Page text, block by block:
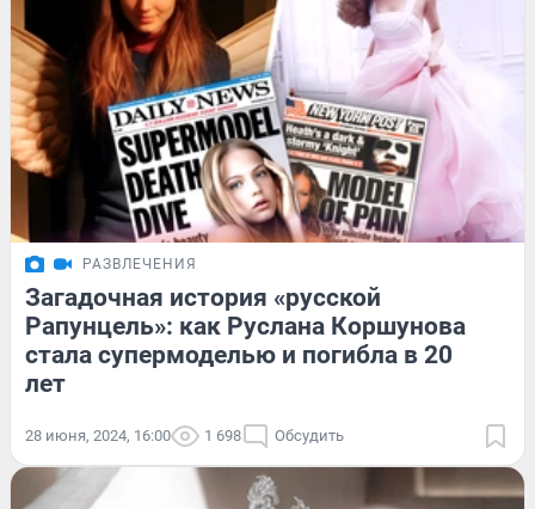
РАЗВЛЕЧЕНИЯ
Загадочная история «русской
Рапунцель»: как Руслана Коршунова
стала супермоделью и погибла в 20
лет
28 июня, 2024, 16:00 1 698 Обсудить